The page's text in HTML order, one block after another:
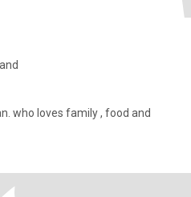
who loves family , food and